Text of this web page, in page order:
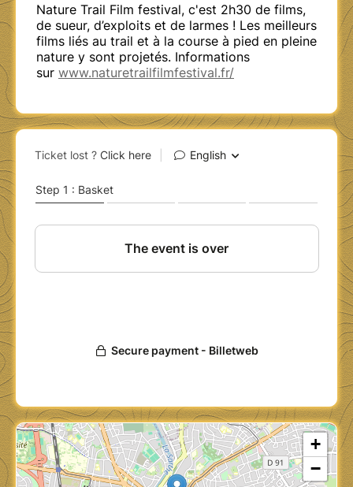
Nature Trail Film festival, c'est 2h30 de films,
de sueur, d’exploits et de larmes ! Les meilleurs
films liés au trail et à la course à pied en pleine
nature y sont projetés. Informations
sur www.naturetrailfilmfestival.fr/
+
−